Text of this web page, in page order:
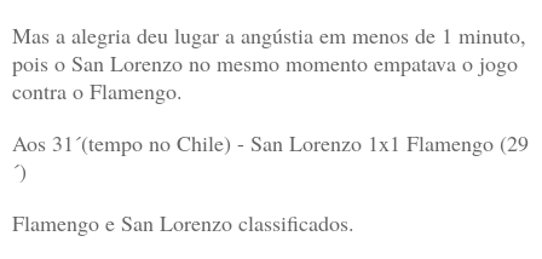
Mas a alegria deu lugar a angústia em menos de 1 minuto,
pois o San Lorenzo no mesmo momento empatava o jogo
contra o Flamengo.
Aos 31´(tempo no Chile) - San Lorenzo 1x1 Flamengo (29
´)
Flamengo e San Lorenzo classificados.